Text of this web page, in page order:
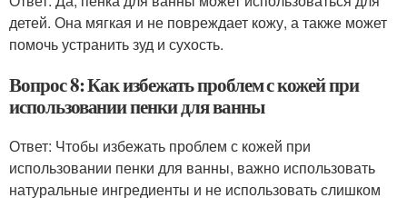
детей. Она мягкая и не повреждает кожу, а также может
помочь устранить зуд и сухость.
Вопрос 8: Как избежать проблем с кожей при
использовании пенки для ванны
Ответ: Чтобы избежать проблем с кожей при
использовании пенки для ванны, важно использовать
натуральные ингредиенты и не использовать слишком